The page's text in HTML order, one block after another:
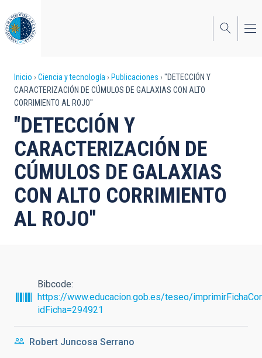
al
contenido
principal
Sobrescribir
enlaces
de
ayuda
a
la
navegación
Inicio Ciencia y tecnología Publicaciones
"DETECCIÓN Y
CARACTERIZACIÓN DE CÚMULOS DE GALAXIAS CON ALTO
CORRIMIENTO AL ROJO"
"DETECCIÓN Y
CARACTERIZACIÓN DE
CÚMULOS DE GALAXIAS
CON ALTO CORRIMIENTO
AL ROJO"
Bibcode
https://www.educacion.gob.es/teseo/
idFicha=294921
Robert Juncosa Serrano